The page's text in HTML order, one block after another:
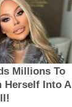
Millions To
Herself Into A